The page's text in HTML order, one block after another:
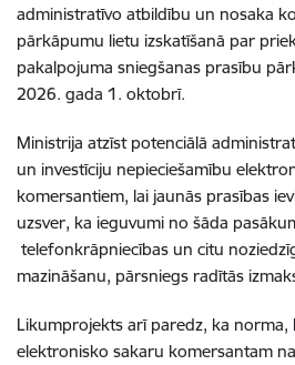
administratīvo atbildību un nosaka
pārkāpumu lietu izskatīšanā par
pakalpojuma sniegšanas prasību
2026. gada 1. oktobrī.
Ministrija atzīst potenciālā
un investīciju nepieciešamību
komersantiem, lai jaunās prasības
uzsver, ka ieguvumi no šāda
telefonkrāpniecības un citu
mazināšanu, pārsniegs radītās
Likumprojekts arī paredz, ka norma,
elektronisko sakaru komersantam